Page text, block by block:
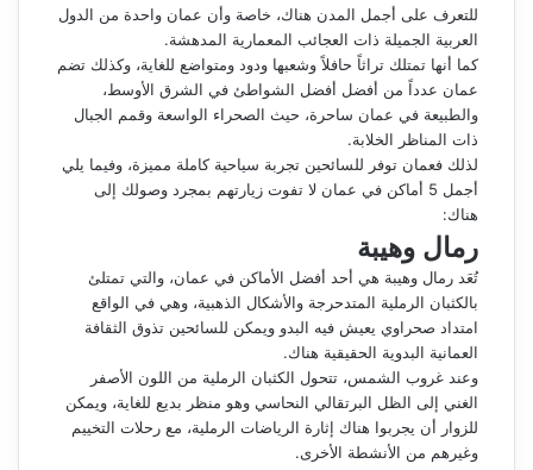
للتعرف على أجمل المدن هناك، خاصة وأن عمان واحدة من الدول
العربية الجميلة ذات العجائب المعمارية المدهشة.
كما أنها تمتلك تراثاً حافلاً وشعبها ودود ومتواضع للغاية، وكذلك تضم
عمان عدداً من أفضل أفضل الشواطئ في الشرق الأوسط،
والطبيعة في عمان ساحرة، حيث الصحراء الواسعة وقمم الجبال
ذات المناظر الخلابة.
لذلك فعمان توفر للسائحين تجربة سياحية كاملة مميزة، وفيما يلي
أجمل 5 أماكن في عمان لا تفوت زيارتهم بمجرد وصولك إلى
هناك:
رمال وهيبة
تُعَد رمال وهيبة هي أحد أفضل الأماكن في عمان، والتي تمتلئ
بالكثبان الرملية المتدحرجة والأشكال الذهبية، وهي في الواقع
امتداد صحراوي يعيش فيه البدو ويمكن للسائحين تذوق الثقافة
العمانية البدوية الحقيقية هناك.
وعند غروب الشمس، تتحول الكثبان الرملية من اللون الأصفر
الغني إلى الظل البرتقالي النحاسي وهو منظر بديع للغاية، ويمكن
للزوار أن يجربوا هناك إثارة الرياضات الرملية، مع رحلات التخييم
وغيرهم من الأنشطة الأخرى.